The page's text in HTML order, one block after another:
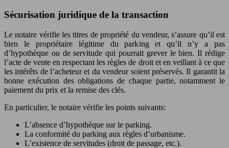
Sécurisation juridique de la transaction
Le notaire vérifie les titres de propriété du vendeur, s’assure qu’il est
bien le propriétaire légitime du parking et qu’il n’y a pas
d’hypothèque ou de servitude qui pourrait grever le bien. Il rédige
l’acte de vente en respectant les règles de droit et en veillant à ce que
les intérêts de l’acheteur et du vendeur soient préservés. Il garantit la
bonne exécution des obligations de chaque partie, notamment le
paiement du prix et la remise des clés.
En particulier, le notaire vérifie les points suivants:
L’absence d’hypothèque sur le parking.
La conformité du parking aux règles d’urbanisme.
L’existence de servitudes (droit de passage, etc.).